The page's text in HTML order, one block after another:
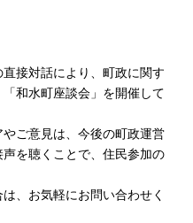
接対話により、町政に関す
和水町座談会」を開催して
ご意見は、今後の町政運営
を聴くことで、住民参加の
、お気軽にお問い合わせく